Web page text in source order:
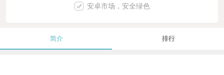
安卓市场，安全绿色
简介 排行